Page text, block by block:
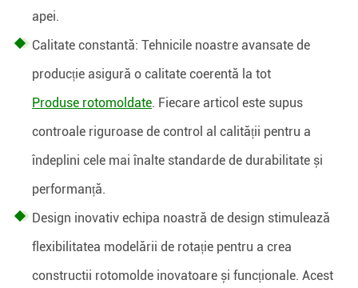
apei.
Calitate constantă: Tehnicile noastre avansate de
producție asigură o calitate coerentă la tot
Produse rotomoldate. Fiecare articol este supus
controale riguroase de control al calității pentru a
îndeplini cele mai înalte standarde de durabilitate și
performanță.
Design inovativ echipa noastră de design stimulează
flexibilitatea modelării de rotație pentru a crea
constructii rotomolde inovatoare și funcționale. Acest